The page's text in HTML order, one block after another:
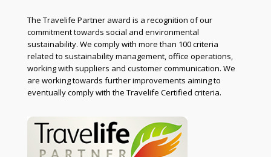
The Travelife Partner award is a recognition of our
commitment towards social and environmental
sustainability. We comply with more than 100 criteria
related to sustainability management, office operations,
working with suppliers and customer communication. We
are working towards further improvements aiming to
eventually comply with the Travelife Certified criteria.